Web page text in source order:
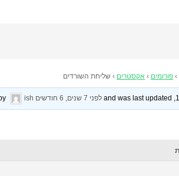
› פורומים › אקסטרים › שליחת השורדים
לפני 7 שנים, 6 חודשים ish